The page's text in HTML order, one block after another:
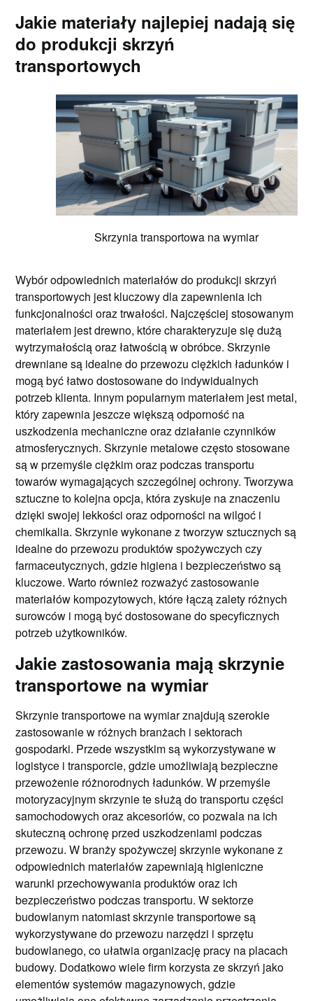
Jakie materiały najlepiej nadają się
do produkcji skrzyń
transportowych
Skrzynia transportowa na wymiar
Wybór odpowiednich materiałów do produkcji skrzyń
transportowych jest kluczowy dla zapewnienia ich
funkcjonalności oraz trwałości. Najczęściej stosowanym
materiałem jest drewno, które charakteryzuje się dużą
wytrzymałością oraz łatwością w obróbce. Skrzynie
drewniane są idealne do przewozu ciężkich ładunków i
mogą być łatwo dostosowane do indywidualnych
potrzeb klienta. Innym popularnym materiałem jest metal,
który zapewnia jeszcze większą odporność na
uszkodzenia mechaniczne oraz działanie czynników
atmosferycznych. Skrzynie metalowe często stosowane
są w przemyśle ciężkim oraz podczas transportu
towarów wymagających szczególnej ochrony. Tworzywa
sztuczne to kolejna opcja, która zyskuje na znaczeniu
dzięki swojej lekkości oraz odporności na wilgoć i
chemikalia. Skrzynie wykonane z tworzyw sztucznych są
idealne do przewozu produktów spożywczych czy
farmaceutycznych, gdzie higiena i bezpieczeństwo są
kluczowe. Warto również rozważyć zastosowanie
materiałów kompozytowych, które łączą zalety różnych
surowców i mogą być dostosowane do specyficznych
potrzeb użytkowników.
Jakie zastosowania mają skrzynie
transportowe na wymiar
Skrzynie transportowe na wymiar znajdują szerokie
zastosowanie w różnych branżach i sektorach
gospodarki. Przede wszystkim są wykorzystywane w
logistyce i transporcie, gdzie umożliwiają bezpieczne
przewożenie różnorodnych ładunków. W przemyśle
motoryzacyjnym skrzynie te służą do transportu części
samochodowych oraz akcesoriów, co pozwala na ich
skuteczną ochronę przed uszkodzeniami podczas
przewozu. W branży spożywczej skrzynie wykonane z
odpowiednich materiałów zapewniają higieniczne
warunki przechowywania produktów oraz ich
bezpieczeństwo podczas transportu. W sektorze
budowlanym natomiast skrzynie transportowe są
wykorzystywane do przewozu narzędzi i sprzętu
budowlanego, co ułatwia organizację pracy na placach
budowy. Dodatkowo wiele firm korzysta ze skrzyń jako
elementów systemów magazynowych, gdzie